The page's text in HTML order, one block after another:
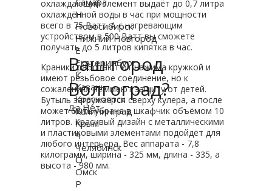
охлаждающий элемент выдаёт до 0,7 литра
охлаждённой воды в час при мощности
всего в 75 Ватт. А с нагревающим
устройством в 500 Ватт вы сможете
получать до 5 литров кипятка в час.
Краники работают от нажима кружкой и
имеют резьбовое соединение, но к
сожалению, не имеют защиту от детей.
Бутыль загружается сверху кулера, а после
может быть убрана в шкафчик объёмом 10
литров. Красивый дизайн с металлическими
и пластиковыми элементами подойдёт для
любого интерьера. Вес аппарата - 7,8
килограмм, ширина - 325 мм, длина - 335, а
высота - 980 мм.
Ваш город
Волгоград?
Да Нет
Н
Новосибирск
Нижний Новгород
Е
Екатеринбург
К
Казань
Красноярск
Калининград
Крым
Ч
Челябинск
О
Омск
Р